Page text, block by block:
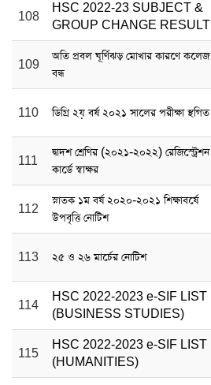
108
HSC 2022-23 SUBJECT &
GROUP CHANGE RESULT
109
অতি প্রবল ঘূর্ণিঝড় মোখার কারণে কলেজ
বন্ধ
110 ডিগ্রি ২য় বর্ষ ২০২১ সালের পরীক্ষা স্থগিত
111
দ্বাদশ শ্রেণির (২০২১-২০২২) রেজিস্ট্রেশন
কার্ডে স্বাক্ষর
112
স্নাতক ১ম বর্ষ ২০২০-২০২১ শিক্ষাবর্ষে
উপবৃত্তি নোটিশ
113 ২৫ ও ২৬ মার্চের নোটিশ
114
HSC 2022-2023 e-SIF LIST
(BUSINESS STUDIES)
115
HSC 2022-2023 e-SIF LIST
(HUMANITIES)